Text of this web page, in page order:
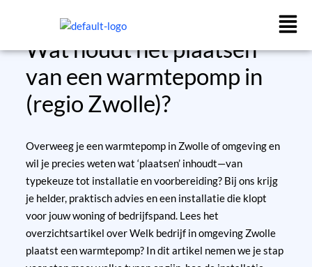
inhoudWat houdt het plaatsen
van een warmtepomp in
(regio Zwolle)?
Overweeg je een warmtepomp in Zwolle of omgeving en
wil je precies weten wat ‘plaatsen’ inhoudt—van
typekeuze tot installatie en voorbereiding? Bij ons krijg
je helder, praktisch advies en een installatie die klopt
voor jouw woning of bedrijfspand. Lees het
overzichtsartikel over Welk bedrijf in omgeving Zwolle
plaatst een warmtepomp? In dit artikel nemen we je stap